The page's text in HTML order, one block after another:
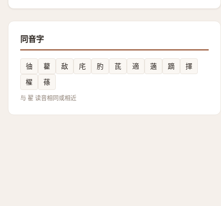
同音字
㣙 藋 敌 㡯 肑 茋 適 藡 蹢
擇
櫂
蓧
与 翟 读音相同或相近